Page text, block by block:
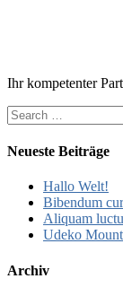
Ihr kompetenter
Neueste Beiträge
Hallo Welt!
Bibendum
Aliquam
Udeko
Archiv